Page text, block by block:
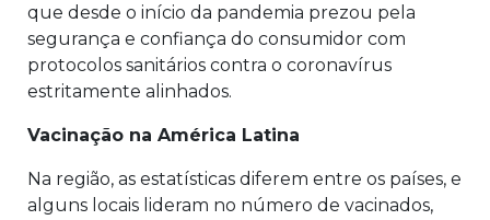
que desde o início da pandemia prezou pela
segurança e confiança do consumidor com
protocolos sanitários contra o coronavírus
estritamente alinhados.
Vacinação na América Latina
Na região, as estatísticas diferem entre os países, e
alguns locais lideram no número de vacinados,